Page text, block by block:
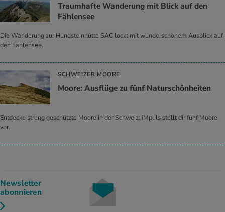
Traumhafte Wanderung mit Blick auf den
Fählensee
Die Wanderung zur Hundsteinhütte SAC lockt mit wunderschönem Ausblick auf
den Fählensee.
SCHWEIZER MOORE
Moore: Ausflüge zu fünf Naturschönheiten
Entdecke streng geschützte Moore in der Schweiz: iMpuls stellt dir fünf Moore
vor.
Newsletter
abonnieren